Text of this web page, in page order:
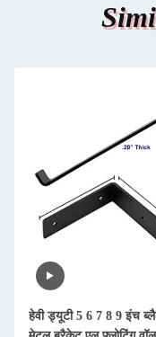
हेवी ड्यूटी 5 6 7 8 9 इंच